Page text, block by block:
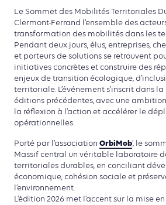
Le Sommet des Mobilités Territoriales
Clermont-Ferrand l’ensemble des
transformation des mobilités dans les
Pendant deux jours, élus, entreprises,
et porteurs de solutions se retrouvent
initiatives concrètes et construire des
enjeux de transition écologique,
territoriale. L’événement s’inscrit dans
éditions précédentes, avec une
la réflexion à l’action et accélérer le
opérationnelles.
Porté par l’association OrbiMob’, le
Massif central un véritable laboratoire
territoriales durables, en conciliant
économique, cohésion sociale et
l’environnement.
L’édition 2026 met l’accent sur la mise